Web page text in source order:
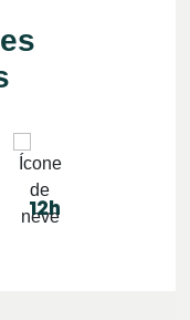
12h